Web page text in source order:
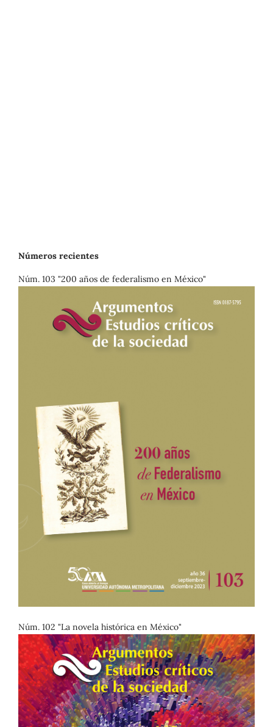
Números recientes
Núm. 103 "200 años de federalismo en México"
Núm. 102 "La novela histórica en México"